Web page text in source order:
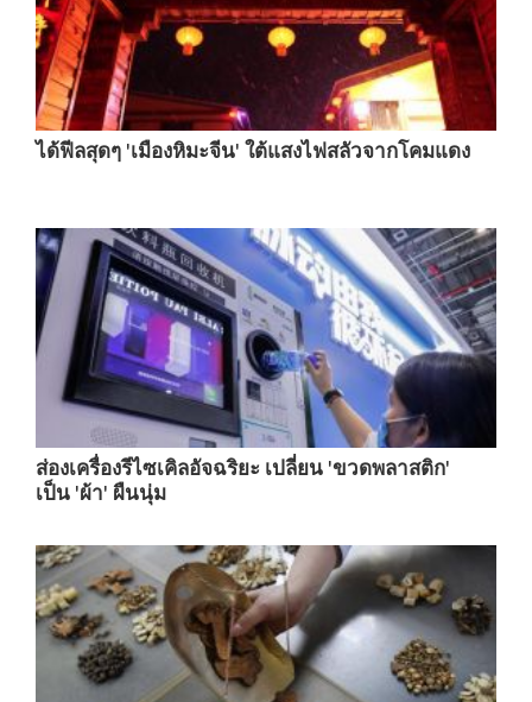
ได้ฟีลสุดๆ 'เมืองหิมะจีน' ใต้แสงไฟสลัวจากโคมแดง
ส่องเครื่องรีไซเคิลอัจฉริยะ เปลี่ยน 'ขวดพลาสติก'
เป็น 'ผ้า' ผืนนุ่ม